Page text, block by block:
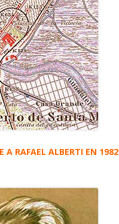
A RAFAEL ALBERTI EN 1982